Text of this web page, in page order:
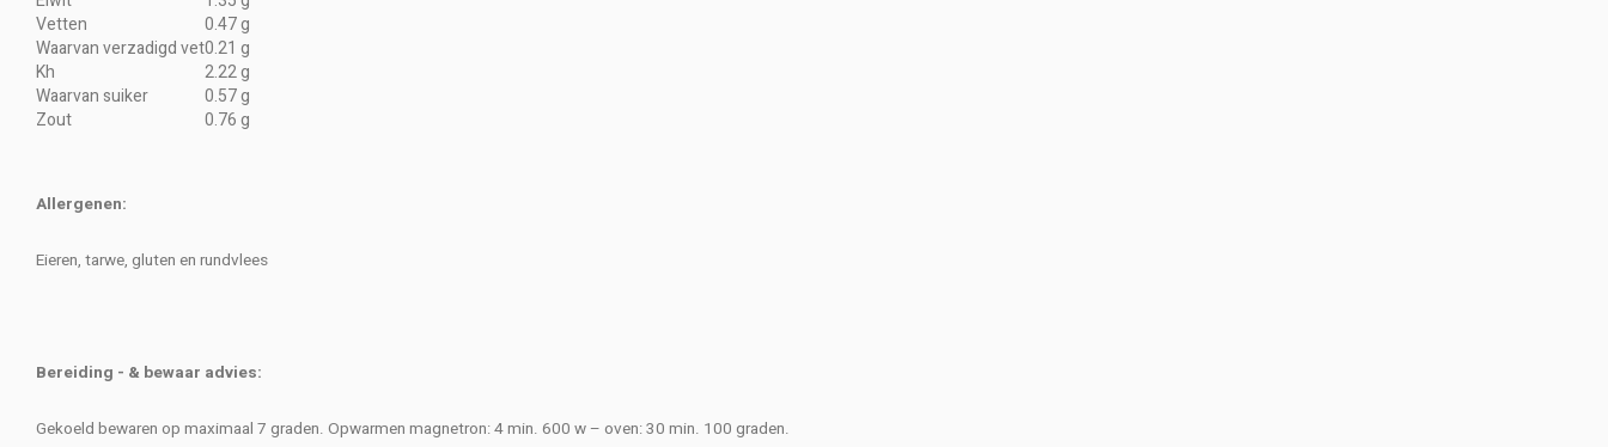
Vetten
0.47 g
Waarvan verzadigd vet0.21 g
Kh
2.22 g
Waarvan suiker
0.57 g
Zout
0.76 g
Allergenen:
Eieren, tarwe, gluten en rundvlees
Bereiding - & bewaar advies:
Gekoeld bewaren op maximaal 7 graden. Opwarmen magnetron: 4 min. 600 w – oven: 30 min. 100 graden.